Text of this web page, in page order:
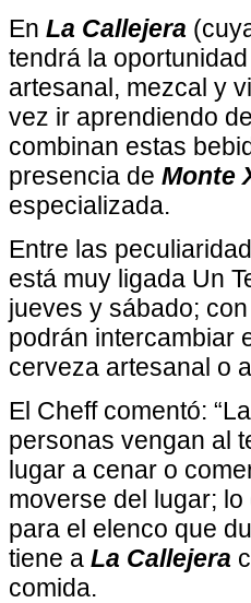
En La Callejera
tendrá la
artesanal, mezcal y
vez ir aprendiendo
combinan estas
presencia de Monte
especializada.
Entre las
está muy ligada Un
jueves y sábado;
podrán intercambiar
cerveza artesanal o
El Cheff comentó:
personas vengan al
lugar a cenar o
moverse del lugar;
para el elenco que
tiene a La Callejera
comida.